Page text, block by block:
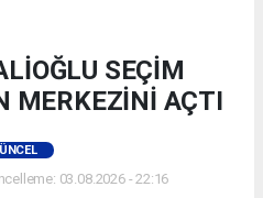
SEÇİM
MERKEZİNİ AÇTI
03.08.2026 - 22:16